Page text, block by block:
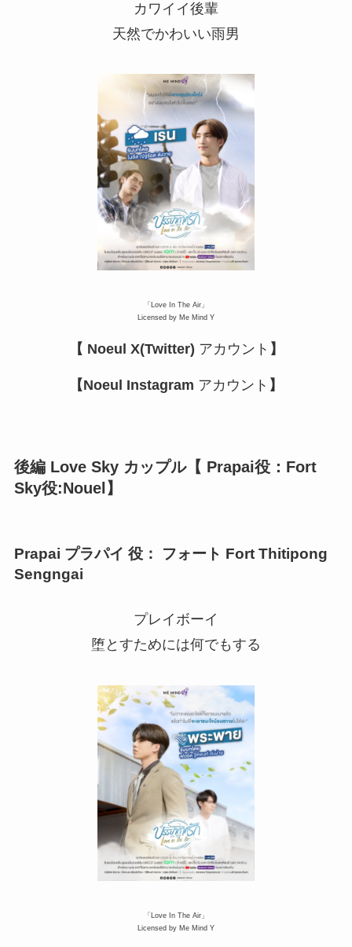
カワイイ後輩
天然でかわいい雨男
「Love In The Air」
Licensed by Me Mind Y
【 Noeul X(Twitter) アカウント 】
【Noeul Instagram アカウント 】
後編 Love Sky カップル【 Prapai役：Fort
Sky役:Nouel】
Prapai プラパイ 役： フォート Fort Thitipong
Sengngai
プレイボーイ
堕とすためには何でもする
「Love In The Air」
Licensed by Me Mind Y